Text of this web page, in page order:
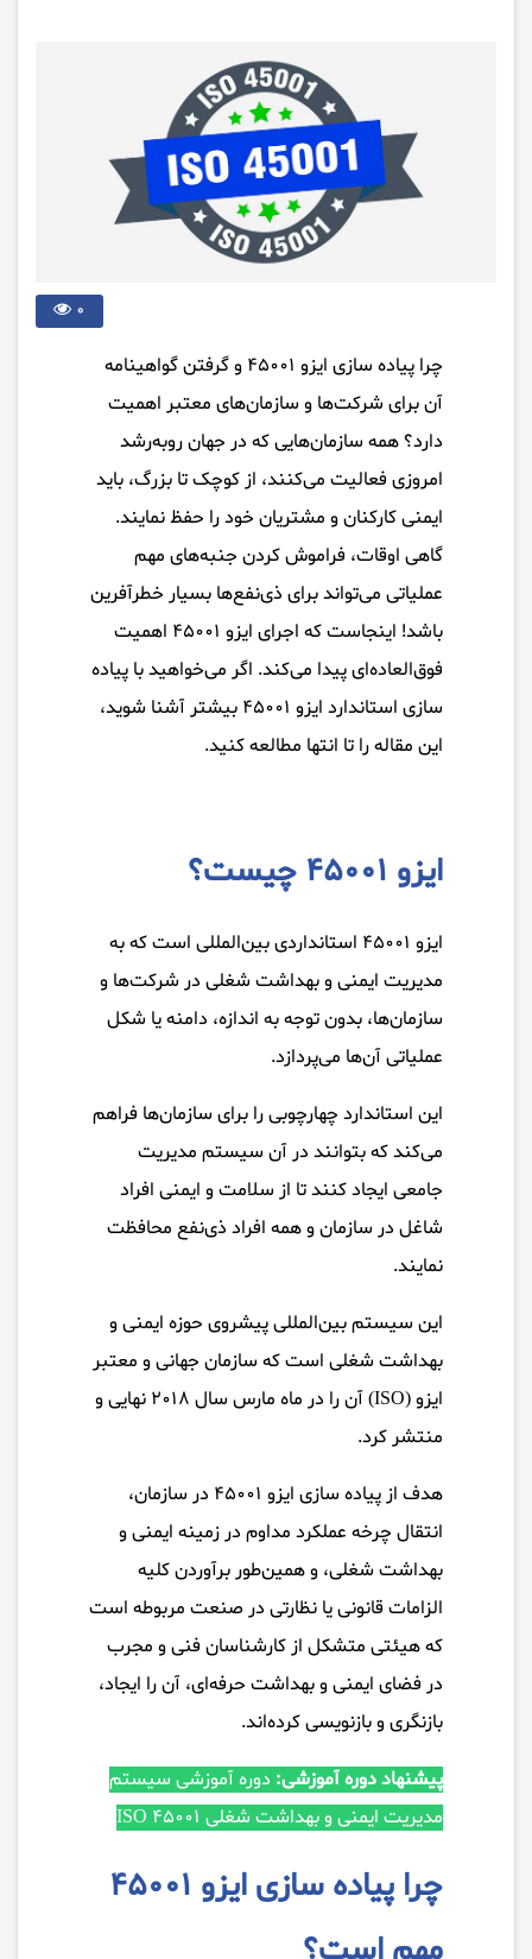
0
چرا پیاده سازی ایزو ۴۵۰۰۱ و گرفتن گواهینامه
آن برای شرکت‌ها و سازمان‌های معتبر اهمیت
دارد؟ همه سازمان‌هایی که در جهان روبه‌رشد
امروزی فعالیت می‌کنند، از کوچک تا بزرگ، باید
ایمنی کارکنان و مشتریان خود را حفظ نمایند.
گاهی اوقات، فراموش کردن جنبه‌های مهم
عملیاتی می‌تواند برای ذی‌نفع‌ها بسیار خطرآفرین
باشد! اینجاست که اجرای ایزو ۴۵۰۰۱ اهمیت
فوق‌العاده‌ای پیدا می‌کند. اگر می‌خواهید با پیاده
سازی استاندارد ایزو ۴۵۰۰۱ بیشتر آشنا شوید،
این مقاله را تا انتها مطالعه کنید.
ایزو ۴۵۰۰۱ چیست؟
ایزو ۴۵۰۰۱ استانداردی بین‌المللی است که به
مدیریت ایمنی و بهداشت شغلی در شرکت‌ها و
سازمان‌ها، بدون توجه به اندازه، دامنه یا شکل
عملیاتی آن‌ها می‌پردازد.
این استاندارد چهارچوبی را برای سازمان‌ها فراهم
می‌کند که بتوانند در آن سیستم مدیریت
جامعی ایجاد کنند تا از سلامت و ایمنی افراد
شاغل در سازمان و همه افراد ذی‌نفع محافظت
نمایند.
این سیستم بین‌المللی پیشروی حوزه ایمنی و
بهداشت شغلی است که سازمان جهانی و معتبر
ایزو (ISO) آن را در ماه مارس سال ۲۰۱۸ نهایی و
منتشر کرد.
هدف از پیاده سازی ایزو ۴۵۰۰۱ در سازمان،
انتقال چرخه عملکرد مداوم در زمینه ایمنی و
بهداشت شغلی، و همین‌طور برآوردن کلیه
الزامات قانونی یا نظارتی در صنعت مربوطه است
که هیئتی متشکل از کارشناسان فنی و مجرب
در فضای ایمنی و بهداشت حرفه‌ای، آن را ایجاد،
بازنگری و بازنویسی کرده‌اند.
پیشنهاد دوره آموزشی: دوره آموزشی سیستم
مدیریت ایمنی و بهداشت شغلی ISO 45001
چرا پیاده سازی ایزو ۴۵۰۰۱